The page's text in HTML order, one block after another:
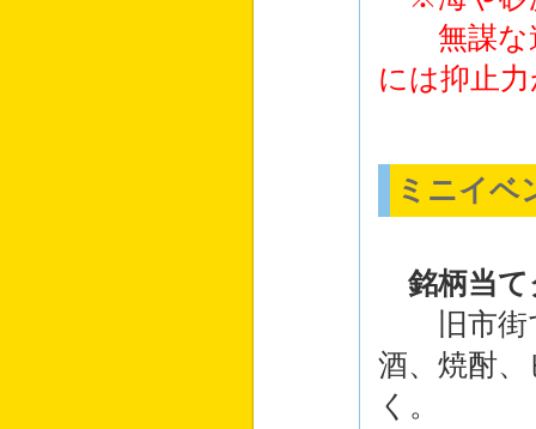
無謀な遠
には抑止
ミニイベ
銘柄当
旧市街で
酒、焼酎
く。